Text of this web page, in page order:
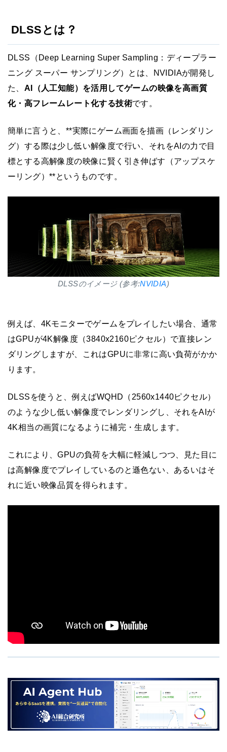
DLSSとは？
DLSS（Deep Learning Super Sampling：ディープラー
ニング スーパー サンプリング）とは、NVIDIAが開発し
た、 AI（人工知能）を活用してゲームの映像を高画質
化・高フレームレート化する技術です。
簡単に言うと、**実際にゲーム画面を描画（レンダリン
グ）する際は少し低い解像度で行い、それをAIの力で目
標とする高解像度の映像に賢く引き伸ばす（アップスケ
ーリング）**というものです。
DLSSのイメージ (参考:NVIDIA)
例えば、4Kモニターでゲームをプレイしたい場合、通常
はGPUが4K解像度（3840x2160ピクセル）で直接レン
ダリングしますが、これはGPUに非常に高い負荷がかか
ります。
DLSSを使うと、例えばWQHD（2560x1440ピクセル）
のような少し低い解像度でレンダリングし、それをAIが
4K相当の画質になるように補完・生成します。
これにより、GPUの負荷を大幅に軽減しつつ、見た目に
は高解像度でプレイしているのと遜色ない、あるいはそ
れに近い映像品質を得られます。